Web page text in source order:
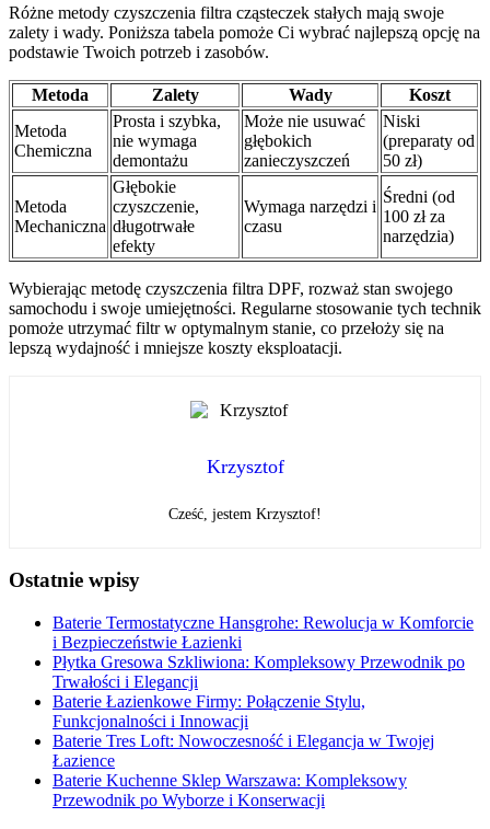
Różne metody czyszczenia filtra cząsteczek stałych mają swoje
zalety i wady. Poniższa tabela pomoże Ci wybrać najlepszą opcję na
podstawie Twoich potrzeb i zasobów.
Metoda Zalety Wady
Koszt
Metoda
Chemiczna
Prosta i szybka,
nie wymaga
demontażu
Może nie usuwać
głębokich
zanieczyszczeń
Niski
(preparaty od
50 zł)
Metoda
Mechaniczna
Głębokie
czyszczenie,
długotrwałe
efekty
Wymaga narzędzi i
czasu
Średni (od
100 zł za
narzędzia)
Wybierając metodę czyszczenia filtra DPF, rozważ stan swojego
samochodu i swoje umiejętności. Regularne stosowanie tych technik
pomoże utrzymać filtr w optymalnym stanie, co przełoży się na
lepszą wydajność i mniejsze koszty eksploatacji.
Krzysztof
Cześć, jestem Krzysztof!
Ostatnie wpisy
Baterie Termostatyczne Hansgrohe: Rewolucja w Komforcie
i Bezpieczeństwie Łazienki
Płytka Gresowa Szkliwiona: Kompleksowy Przewodnik po
Trwałości i Elegancji
Baterie Łazienkowe Firmy: Połączenie Stylu,
Funkcjonalności i Innowacji
Baterie Tres Loft: Nowoczesność i Elegancja w Twojej
Łazience
Baterie Kuchenne Sklep Warszawa: Kompleksowy
Przewodnik po Wyborze i Konserwacji